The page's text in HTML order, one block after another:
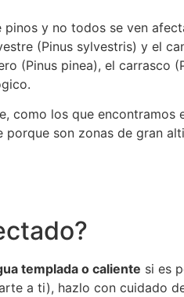
y no todos se ven
(Pinus sylvestris) y el
(Pinus pinea), el carrasco
como los que encontramos
son zonas de gran
templada o caliente si es
a ti), hazlo con cuidado